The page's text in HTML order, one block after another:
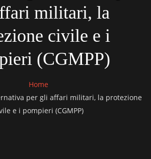
militari, la
civile e i
(CGMPP)
Home
per gli affari militari, la protezione
e i pompieri (CGMPP)